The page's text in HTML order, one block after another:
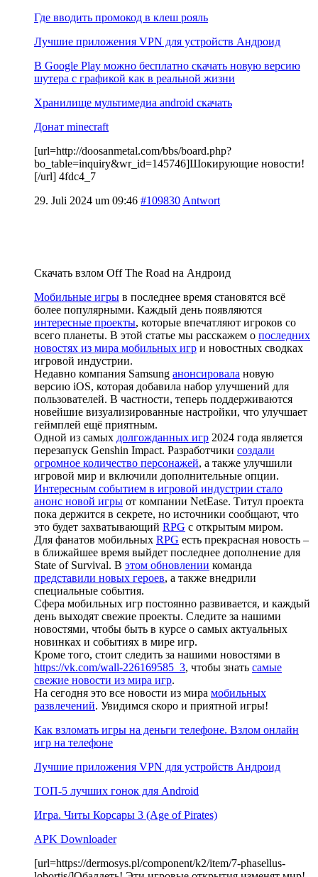
Где вводить промокод в клеш рояль
Лучшие приложения VPN для устройств Андроид
В Google Play можно бесплатно скачать новую версию
шутера с графикой как в реальной жизни
Хранилище мультимедиа android скачать
Донат minecraft
[url=http://doosanmetal.com/bbs/board.php?
bo_table=inquiry&wr_id=145746]Шокирующие новости!
[/url] 4fdc4_7
29. Juli 2024 um 09:46 #109830 Antwort
Скачать взлом Off The Road на Андроид
Мобильные игры в последнее время становятся всё
более популярными. Каждый день появляются
интересные проекты, которые впечатляют игроков со
всего планеты. В этой статье мы расскажем о последних
новостях из мира мобильных игр и новостных сводках
игровой индустрии.
Недавно компания Samsung анонсировала новую
версию iOS, которая добавила набор улучшений для
пользователей. В частности, теперь поддерживаются
новейшие визуализированные настройки, что улучшает
геймплей ещё приятным.
Одной из самых долгожданных игр 2024 года является
перезапуск Genshin Impact. Разработчики создали
огромное количество персонажей, а также улучшили
игровой мир и включили дополнительные опции.
Интересным событием в игровой индустрии стало
анонс новой игры от компании NetEase. Титул проекта
пока держится в секрете, но источники сообщают, что
это будет захватывающий RPG с открытым миром.
Для фанатов мобильных RPG есть прекрасная новость –
в ближайшее время выйдет последнее дополнение для
State of Survival. В этом обновлении команда
представили новых героев, а также внедрили
специальные события.
Сфера мобильных игр постоянно развивается, и каждый
день выходят свежие проекты. Следите за нашими
новостями, чтобы быть в курсе о самых актуальных
новинках и событиях в мире игр.
Кроме того, стоит следить за нашими новостями в
https://vk.com/wall-226169585_3, чтобы знать самые
свежие новости из мира игр.
На сегодня это все новости из мира мобильных
развлечений. Увидимся скоро и приятной игры!
Как взломать игры на деньги телефоне. Взлом онлайн
игр на телефоне
Лучшие приложения VPN для устройств Андроид
ТОП-5 лучших гонок для Android
Игра. Читы Корсары 3 (Age of Pirates)
APK Downloader
[url=https://dermosys.pl/component/k2/item/7-phasellus-